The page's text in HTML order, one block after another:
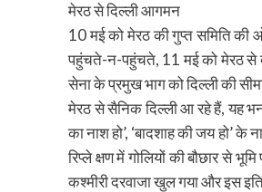
मेरठ से दिल्ली आगमन
10 मई को मेरठ की गुप्त समिति की
पहुंचते-न-पहुंचते, 11 मई को मेरठ से
सेना के प्रमुख भाग को दिल्ली की
मेरठ से सैनिक दिल्ली आ रहे हैं, यह
का नाश हो’, ‘बादशाह की जय हो’ के
रिप्ले क्षण में गोलियों की बौछार से
कश्मीरी दरवाजा खुल गया और इस